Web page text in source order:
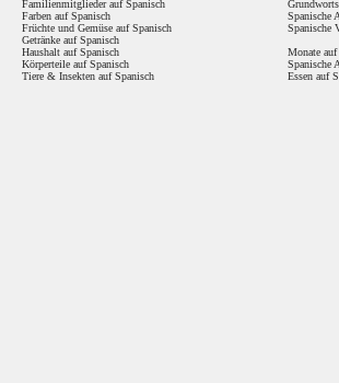
Familienmitglieder auf Spanisch
Farben auf Spanisch
Früchte und Gemüse auf Spanisch
Getränke auf Spanisch
Haushalt auf Spanisch
Körperteile auf Spanisch
Tiere & Insekten auf Spanisch
Spanische
Spanische
Monate auf
Spanische
Essen auf